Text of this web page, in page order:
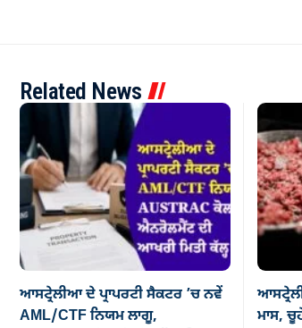
Related News
ਆਸਟ੍ਰੇਲੀਆ ਦੇ ਪ੍ਰਾਪਰਟੀ ਸੈਕਟਰ ’ਚ ਨਵੇਂ
AML/CTF ਨਿਯਮ ਲਾਗੂ,
ਮਾਸ,